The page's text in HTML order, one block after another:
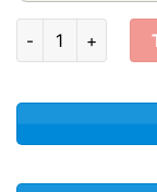
Freedom số lượng